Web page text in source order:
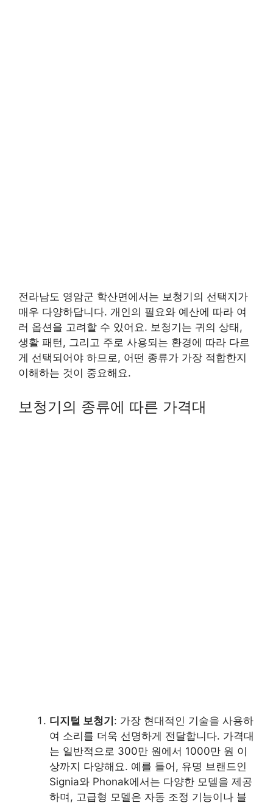
전라남도 영암군 학산면에서는 보청기의 선택지가
매우 다양하답니다. 개인의 필요와 예산에 따라 여
러 옵션을 고려할 수 있어요. 보청기는 귀의 상태,
생활 패턴, 그리고 주로 사용되는 환경에 따라 다르
게 선택되어야 하므로, 어떤 종류가 가장 적합한지
이해하는 것이 중요해요.
보청기의 종류에 따른 가격대
디지털 보청기 : 가장 현대적인 기술을 사용하
여 소리를 더욱 선명하게 전달합니다. 가격대
는 일반적으로 300만 원에서 1000만 원 이
상까지 다양해요. 예를 들어, 유명 브랜드인
Signia와 Phonak에서는 다양한 모델을 제공
하며, 고급형 모델은 자동 조정 기능이나 블